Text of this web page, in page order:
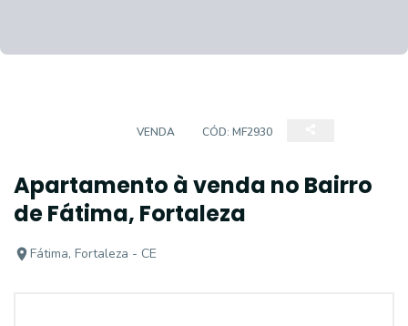
VENDA CÓD: MF2930
Apartamento à venda no Bairro
de Fátima, Fortaleza
Fátima, Fortaleza - CE